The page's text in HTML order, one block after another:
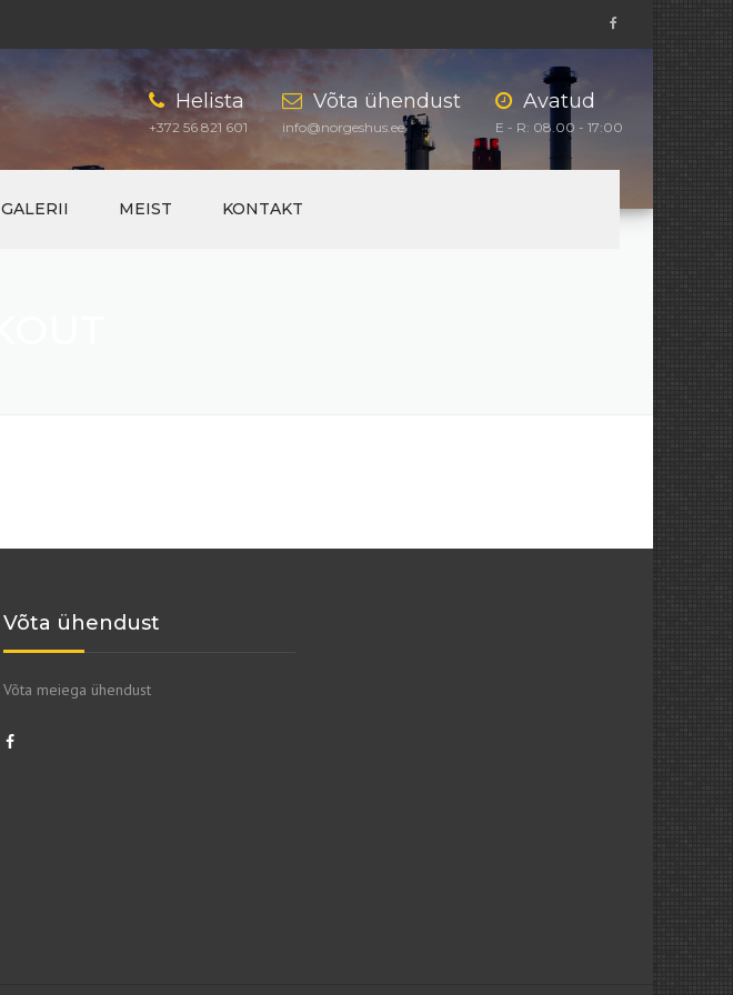
Helista
+372 56 821 601
Võta ühendust
info@norgeshus.ee
Avatud
E - R: 08.00 - 17:00
GALERII MEIST KONTAKT
Võta ühendust
Võta meiega ühendust